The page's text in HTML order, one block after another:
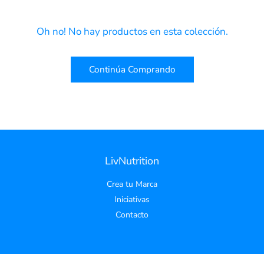
Oh no! No hay productos en esta colección.
Continúa Comprando
LivNutrition
Crea tu Marca
Iniciativas
Contacto